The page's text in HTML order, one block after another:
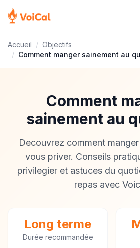
Accueil / Objectifs
/ Comment manger sainement au
Comment
sainement au
Decouvrez comment
vous priver. Conseils
privilegier et astuces du
repas avec
Long terme
Durée recommandée